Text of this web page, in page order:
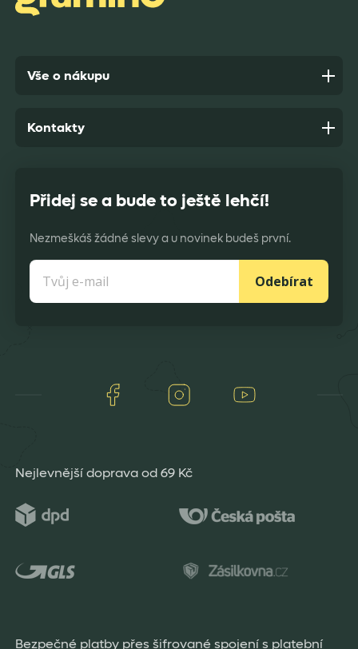
Vše o nákupu
Přidej se a bude to ještě lehčí!
Nezmeškáš žádné slevy a u novinek budeš první.
Odebírat
Facebook Instagram
Kontakty
Nejlevnější doprava od 69 Kč
Bezpečné platby přes šifrované spojení s platební